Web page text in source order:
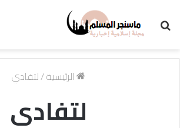
الرئيسية/لتفادي
لتفادي